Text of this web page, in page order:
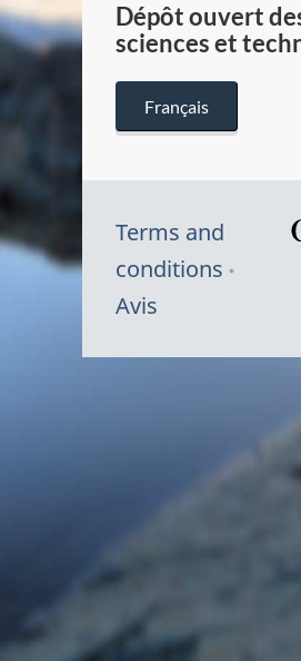
Dépôt ouvert
sciences et
Français
Terms and
conditions
Avis